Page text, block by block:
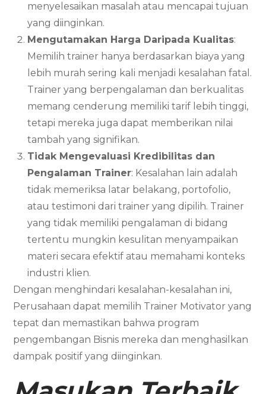
menyelesaikan masalah atau mencapai tujuan
yang diinginkan.
Mengutamakan Harga Daripada Kualitas:
Memilih trainer hanya berdasarkan biaya yang
lebih murah sering kali menjadi kesalahan fatal.
Trainer yang berpengalaman dan berkualitas
memang cenderung memiliki tarif lebih tinggi,
tetapi mereka juga dapat memberikan nilai
tambah yang signifikan.
Tidak Mengevaluasi Kredibilitas dan
Pengalaman Trainer: Kesalahan lain adalah
tidak memeriksa latar belakang, portofolio,
atau testimoni dari trainer yang dipilih. Trainer
yang tidak memiliki pengalaman di bidang
tertentu mungkin kesulitan menyampaikan
materi secara efektif atau memahami konteks
industri klien.
Dengan menghindari kesalahan-kesalahan ini,
Perusahaan dapat memilih Trainer Motivator yang
tepat dan memastikan bahwa program
pengembangan Bisnis mereka dan menghasilkan
dampak positif yang diinginkan.